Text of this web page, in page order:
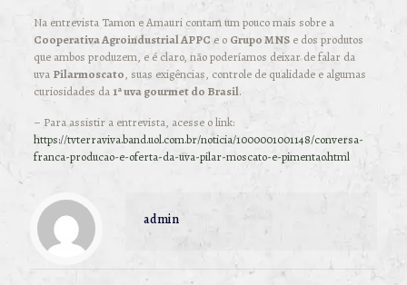
Na entrevista Tamon e Amauri contam um pouco mais sobre a
Cooperativa Agroindustrial APPCe o Grupo MNSe dos produtos
que ambos produzem, e é claro, não poderíamos deixar de falar da
uva Pilarmoscato, suas exigências, controle de qualidade e algumas
curiosidades da 1ª uva gourmet do Brasil.
– Para assistir a entrevista, acesse o link:
https://tvterraviva.band.uol.com.br/noticia/1000001001148/conversa-
franca-producao-e-oferta-da-uva-pilar-moscato-e-pimentao.html
admin